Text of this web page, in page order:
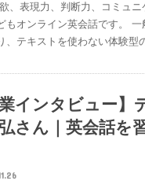
、表現力、判断力、コミュ
もオンライン英会話です。
、テキストを使わない体験型
業インタビュー】
さん｜英会話を